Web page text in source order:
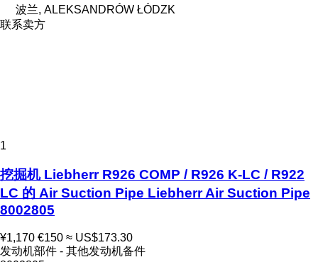
波兰, ALEKSANDRÓW ŁÓDZK
联系卖方
1
挖掘机 Liebherr R926 COMP / R926 K-LC / R922
LC 的 Air Suction Pipe Liebherr Air Suction Pipe
8002805
¥1,170 €150 ≈ US$173.30
发动机部件 - 其他发动机备件